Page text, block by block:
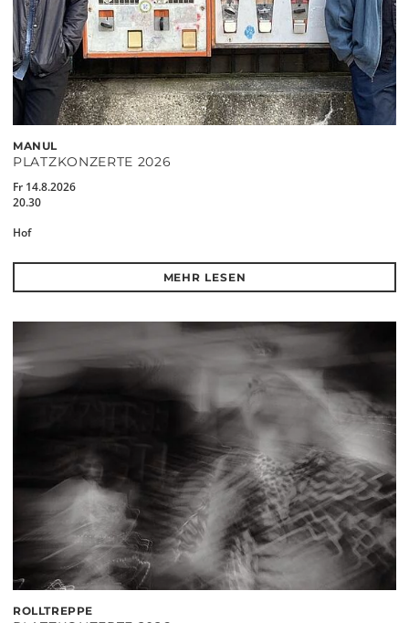
MANUL
PLATZKONZERTE 2026
Fr 14.8.2026
20.30
Hof
MEHR LESEN
ROLLTREPPE